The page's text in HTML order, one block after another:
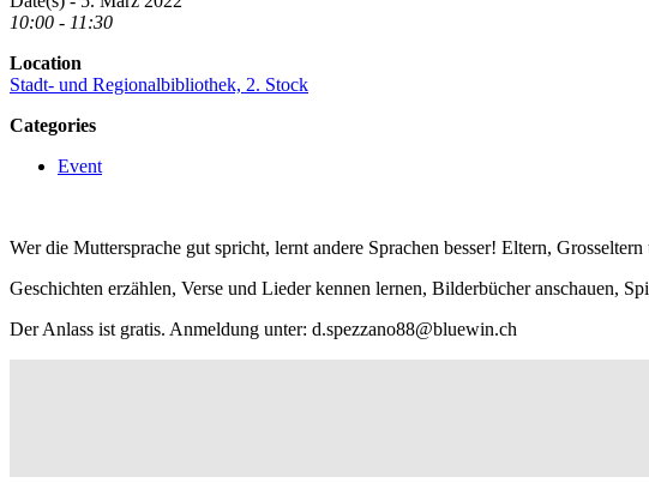
10:00 - 11:30
Location
Stadt- und Regionalbibliothek, 2. Stock
Categories
Event
Wer die Muttersprache gut spricht, lernt andere Sprachen besser! Eltern,
Geschichten erzählen, Verse und Lieder kennen lernen, Bilderbücher anschauen,
Der Anlass ist gratis. Anmeldung unter: d.spezzano88@bluewin.ch